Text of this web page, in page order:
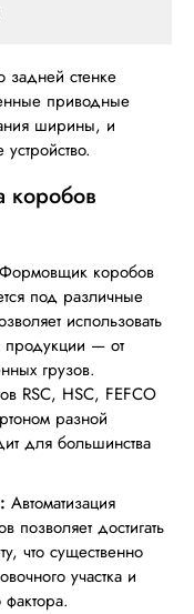
задней стенке
приводные
ширины, и
коробов
Формовщик коробов
под различные
использовать
продукции — от
грузов.
RSC, HSC, FEFCO
разной
для большинства
Автоматизация
позволяет достигать
что существенно
участка и